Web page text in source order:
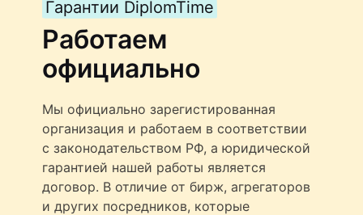
Гарантии DiplomTime
Работаем
официально
Мы официально зарегистированная
организация и работаем в соответствии
с законодательством РФ, а юридической
гарантией нашей работы является
договор. В отличие от бирж, агрегаторов
и других посредников, которые